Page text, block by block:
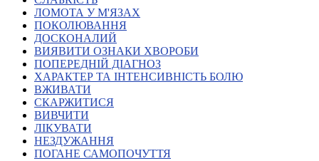
Житомирська область
Закарпатська область
Запорізька область
Івано-Франківська область
Київ
Київська область
Миколаївська область
ЛОМОТА У М'ЯЗАХ
ПОКОЛЮВАННЯ
ДОСКОНАЛИЙ
ВИЯВИТИ ОЗНАКИ ХВОРОБИ
ПОПЕРЕДНІЙ ДІАГНОЗ
ХАРАКТЕР ТА ІНТЕНСИВНІСТЬ БОЛЮ
ВЖИВАТИ
СКАРЖИТИСЯ
ВИВЧИТИ
ЛІКУВАТИ
НЕЗДУЖАННЯ
ПОГАНЕ САМОПОЧУТТЯ